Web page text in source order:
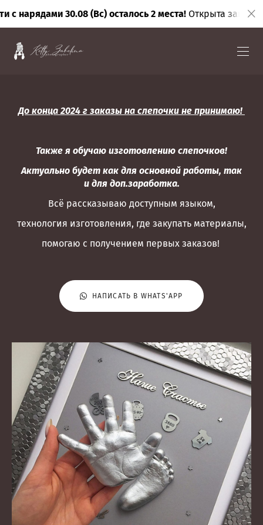
30.08 (Вс) осталось 2 места!Открыта запись до октября
До конца 2024 г заказы на слепочки не принимаю!
Также я обучаю изготовлению слепочков!
Актуально будет как для основной работы, так
и для доп.заработка.
Всё рассказываю доступным языком,
технология изготовления, где закупать материалы,
помогаю с получением первых заказов!
НАПИСАТЬ В WHATS'APP